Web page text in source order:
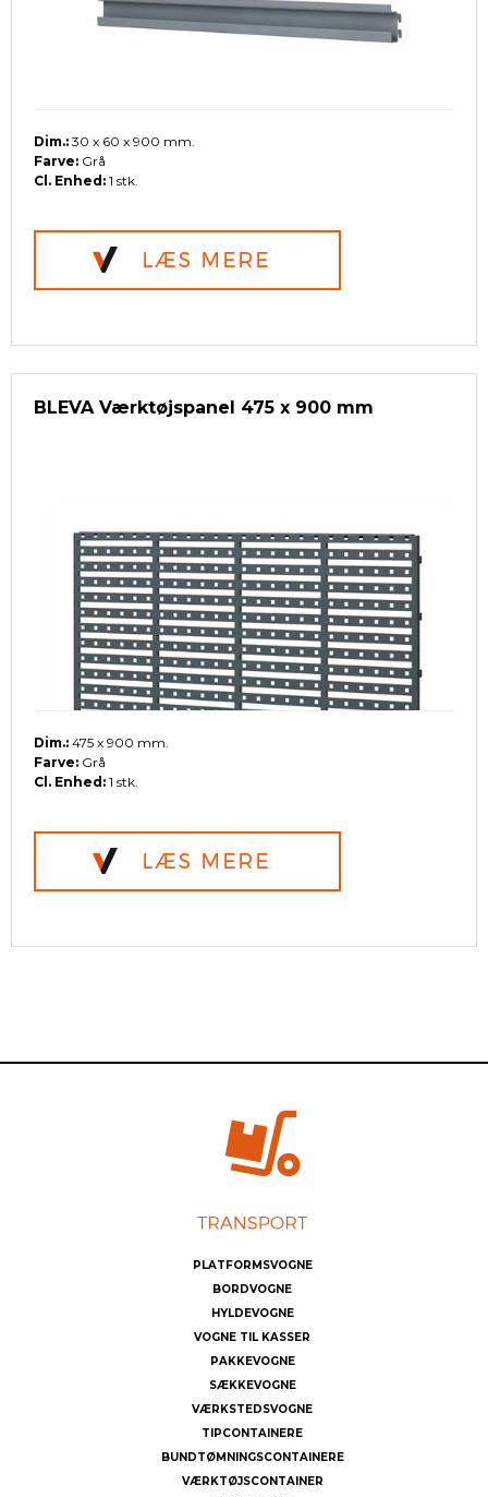
Dim.: 30 x 60 x 900 mm.
Farve: Grå
Cl. Enhed: 1 stk.
BLEVA Værktøjspanel 475 x 900 mm
Dim.: 475 x 900 mm.
Farve: Grå
Cl. Enhed: 1 stk.
PLATFORMSVOGNE
BORDVOGNE
HYLDEVOGNE
VOGNE TIL KASSER
PAKKEVOGNE
SÆKKEVOGNE
VÆRKSTEDSVOGNE
TIPCONTAINERE
BUNDTØMNINGSCONTAINERE
VÆRKTØJSCONTAINER